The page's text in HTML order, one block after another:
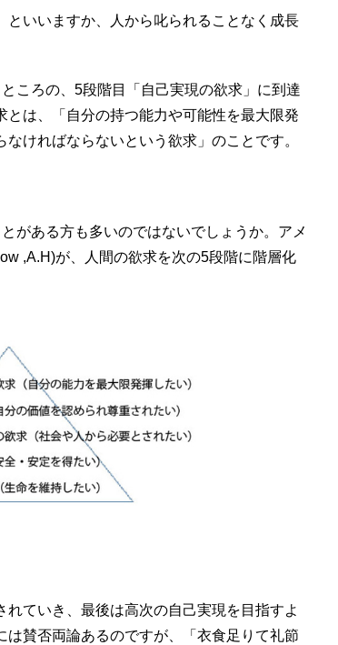
いいますか、人から叱られることなく成長
ころの、5段階目「自己実現の欲求」に到達
は、「自分の持つ能力や可能性を最大限発
ければならないという欲求」のことです。
がある方も多いのではないでしょうか。アメ
,A.H)が、人間の欲求を次の5段階に階層化
ていき、最後は高次の自己実現を目指すよ
賛否両論あるのですが、「衣食足りて礼節